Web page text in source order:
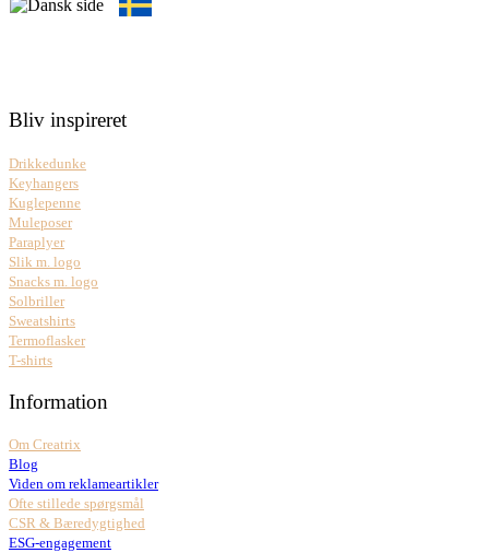
Bliv inspireret
Drikkedunke
Keyhangers
Kuglepenne
Muleposer
Paraplyer
Slik m. logo
Snacks m. logo
Solbriller
Sweatshirts
Termoflasker
T-shirts
Information
Om Creatrix
Blog
Viden om reklameartikler
Ofte stillede spørgsmål
CSR & Bæredygtighed
ESG-engagement